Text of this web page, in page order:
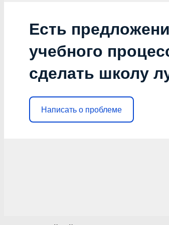
Есть
учебного
сделать школу
Написать о проблеме